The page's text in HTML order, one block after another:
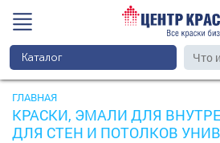
Каталог
ГЛАВНАЯ
КРАСКИ, ЭМАЛИ ДЛЯ
ДЛЯ СТЕН И ПОТОЛКОВ